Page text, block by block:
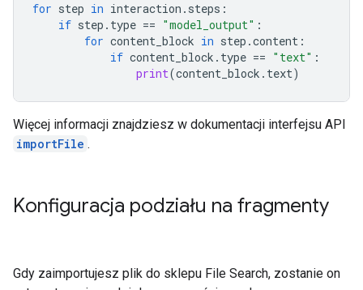
for step in interaction . steps :
if step . type == "model_output" :
for content_block in step .content :
if content_block . type == "text" :
print(content_block . text)
Więcej informacji znajdziesz w dokumentacji interfejsu API
importFile .
Konfiguracja podziału na fragmenty
Gdy zaimportujesz plik do sklepu File Search, zostanie on